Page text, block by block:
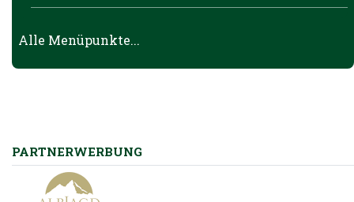
Alle Menüpunkte...
PARTNERWERBUNG